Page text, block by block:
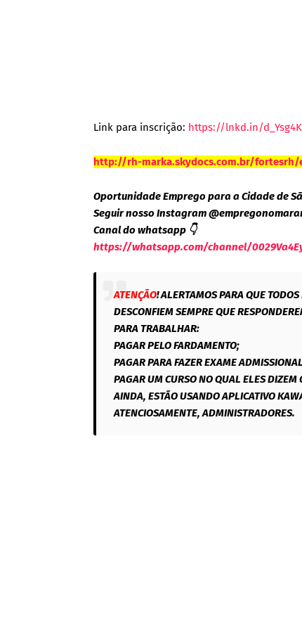
Link para inscrição: https://lnkd.in/
http://rh-marka.skydocs.com.br/fortesrh/
Oportunidade Emprego para a Cidade de
Seguir nosso Instagram
Canal do whatsapp 👇
https://whatsapp.com/channel/
ATENÇÃO! ALERTAMOS PARA QUE
DESCONFIEM SEMPRE QUE
PARA TRABALHAR:
PAGAR PELO FARDAMENTO;
PAGAR PARA FAZER EXAME
PAGAR UM CURSO NO QUAL ELES DIZEM
AINDA, ESTÃO USANDO APLICATIVO
ATENCIOSAMENTE, ADMINISTRADORES.